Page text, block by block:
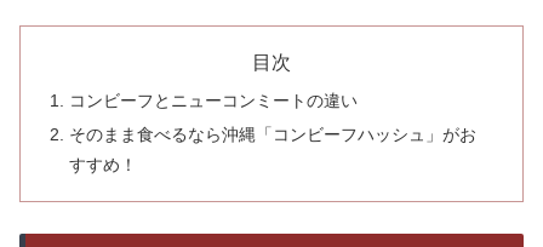
目次
コンビーフとニューコンミートの違い
そのまま食べるなら沖縄「コンビーフハッシュ」がお
すすめ！